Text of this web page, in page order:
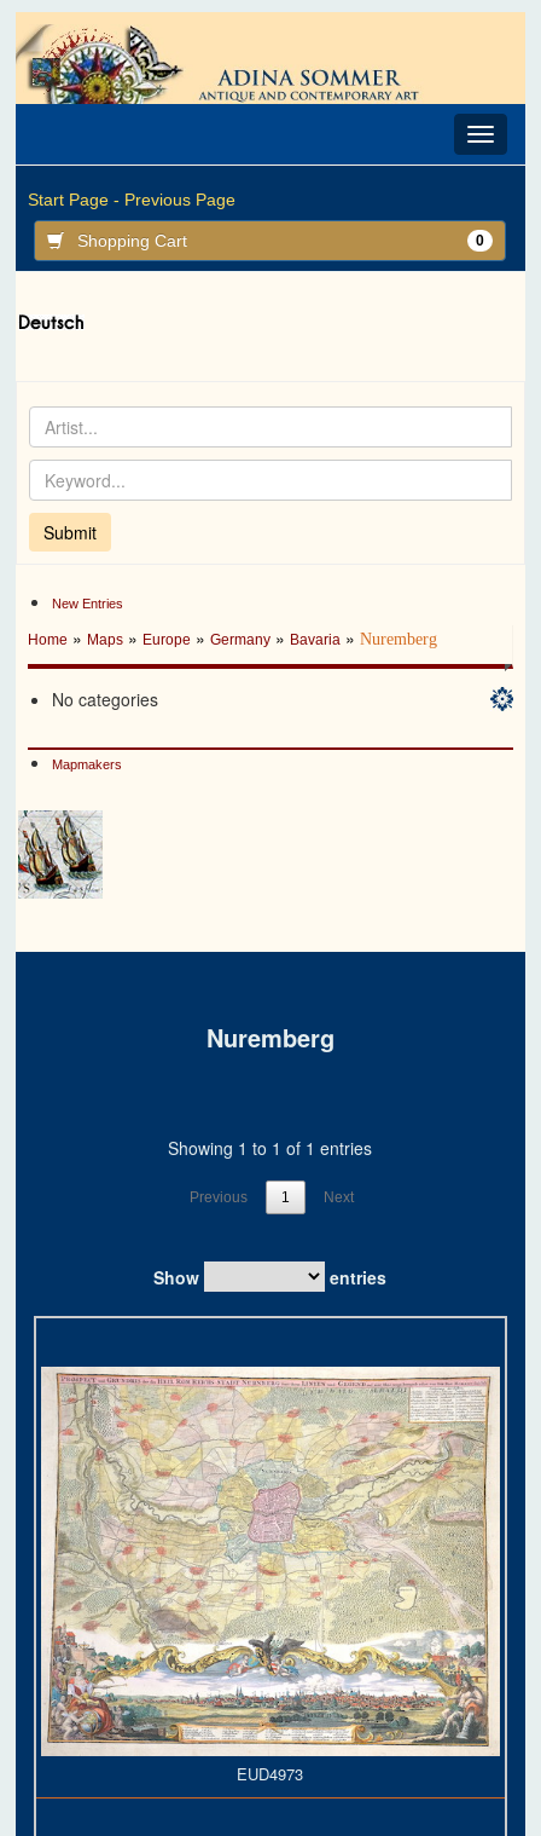
Toggle
Start Page - Previous Page
Shopping Cart 0
New Entries
Home » Maps » Europe »Germany » Bavaria »Nuremberg
No categories
Mapmakers
Nuremberg
Show entries
Showing 1 to 1 of 1 entries
Previous 1 Next
EUD4973